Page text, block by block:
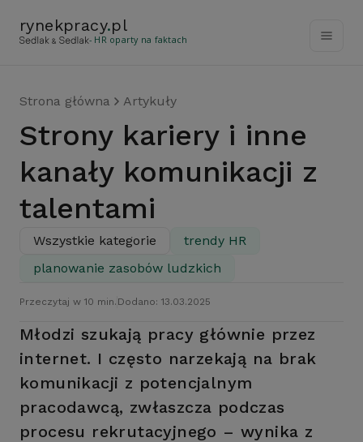
rynekpracy.pl
- HR oparty na faktach
Strona główna Artykuły
Strony kariery i inne
kanały komunikacji z
talentami
Wszystkie kategorie
trendy HR
planowanie zasobów ludzkich
Przeczytaj w 10 min. Dodano: 13.03.2025
Młodzi szukają pracy głównie przez
internet. I często narzekają na brak
komunikacji z potencjalnym
pracodawcą, zwłaszcza podczas
procesu rekrutacyjnego – wynika z